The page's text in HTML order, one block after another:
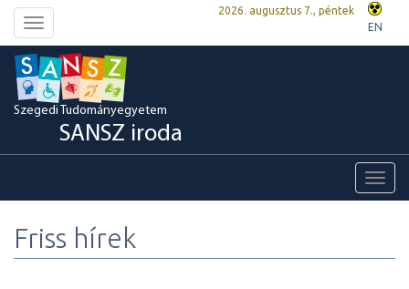
Toggle
navigation
2026. augusztus 7., péntek
EN
Szegedi Tudományegyetem
SANSZ iroda
Friss hírek